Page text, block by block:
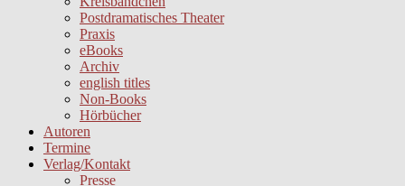
Postdramatisches Theater
Praxis
eBooks
Archiv
english titles
Non-Books
Hörbücher
Autoren
Termine
Verlag/Kontakt
Presse